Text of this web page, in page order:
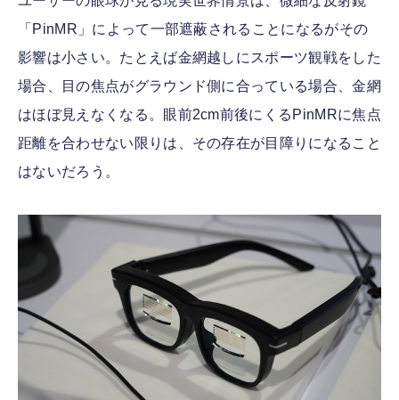
「PinMR」によって一部遮蔽されることになるがその
影響は小さい。たとえば金網越しにスポーツ観戦をした
場合、目の焦点がグラウンド側に合っている場合、金網
はほぼ見えなくなる。眼前2cm前後にくるPinMRに焦点
距離を合わせない限りは、その存在が目障りになること
はないだろう。